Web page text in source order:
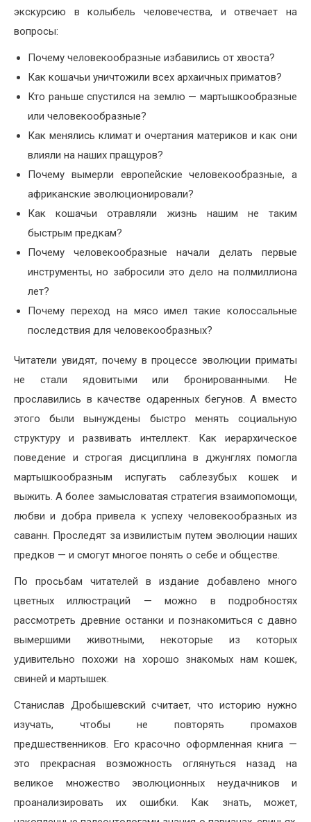
экскурсию в колыбель человечества, и отвечает на
вопросы:
Почему человекообразные избавились от хвоста?
Как кошачьи уничтожили всех архаичных приматов?
Кто раньше спустился на землю — мартышкообразные
или человекообразные?
Как менялись климат и очертания материков и как они
влияли на наших пращуров?
Почему вымерли европейские человекообразные, а
африканские эволюционировали?
Как кошачьи отравляли жизнь нашим не таким
быстрым предкам?
Почему человекообразные начали делать первые
инструменты, но забросили это дело на полмиллиона
лет?
Почему переход на мясо имел такие колоссальные
последствия для человекообразных?
Читатели увидят, почему в процессе эволюции приматы
не стали ядовитыми или бронированными. Не
прославились в качестве одаренных бегунов. А вместо
этого были вынуждены быстро менять социальную
структуру и развивать интеллект. Как иерархическое
поведение и строгая дисциплина в джунглях помогла
мартышкообразным испугать саблезубых кошек и
выжить. А более замысловатая стратегия взаимопомощи,
любви и добра привела к успеху человекообразных из
саванн. Проследят за извилистым путем эволюции наших
предков — и смогут многое понять о себе и обществе.
По просьбам читателей в издание добавлено много
цветных иллюстраций — можно в подробностях
рассмотреть древние останки и познакомиться с давно
вымершими животными, некоторые из которых
удивительно похожи на хорошо знакомых нам кошек,
свиней и мартышек.
Станислав Дробышевский считает, что историю нужно
изучать, чтобы не повторять промахов
предшественников. Его красочно оформленная книга —
это прекрасная возможность оглянуться назад на
великое множество эволюционных неудачников и
проанализировать их ошибки. Как знать, может,